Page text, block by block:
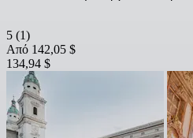
5 (1)
Από 142,05 $
134,94 $